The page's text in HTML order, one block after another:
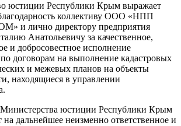
юстиции Республики Крым выражает
коллективу ООО «НПП
и лично директору предприятия
Анатольевичу за качественное,
и добросовестное исполнение
по договорам на выполнение кадастровых
и межевых планов на объекты
находящиеся в управлении
Министерства юстиции Республики Крым
на дальнейшее неизменно ответственное и